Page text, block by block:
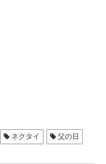
ネクタイ 父の日